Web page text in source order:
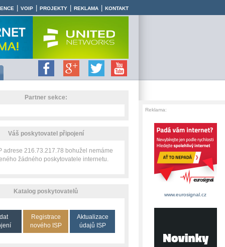
VOIP PROJEKTY REKLAMA KONTAKT
Partner sekce:
Váš poskytovatel připojení
adrese 216.73.217.78 bohužel nemáme
žádného poskytovatele internetu.
Katalog poskytovatelů
Registrace
nového ISP
Aktualizace
údajů ISP
Reklama:
www.eurosignal.cz